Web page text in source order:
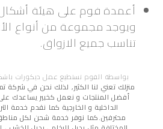
أعمدة فوم على هيئة
ويوجد مجموعة من أنواع
تناسب جميع الازواق.
بواسطة الفوم تستطيع عمل ديكورات
منزلك تعني لنا الكثير, لذلك نحن في شركة
أفضل المنتجات و نعمل كخبير يساعدك
الداخلية و الخارجية كما نقدم خدمة
محترفين.كما نوفر خدمة شحن لكل مناطق